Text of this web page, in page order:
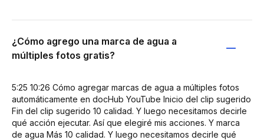
¿Cómo agrego una marca de agua a
múltiples fotos gratis?
5:25 10:26 Cómo agregar marcas de agua a múltiples fotos
automáticamente en docHub YouTube Inicio del clip sugerido
Fin del clip sugerido 10 calidad. Y luego necesitamos decirle
qué acción ejecutar. Así que elegiré mis acciones. Y marca
de agua Más 10 calidad. Y luego necesitamos decirle qué